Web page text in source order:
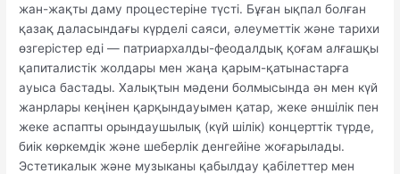
жан-жақты даму процестеріне түсті. Бұған ықпал болған
қазақ даласындағы күрделі саяси, әлеуметтік және тарихи
өзгерістер еді — патриархалды-феодалдық қоғам алғашқы
қапиталистік жолдары мен жаңа қарым-қатынастарға
ауыса бастады. Халықтын мәдени болмысында ән мен күй
жанрлары кеңінен қарқындауымен қатар, жеке әншілік пен
жеке аспапты орындаушылық (күй шілік) концерттік түрде,
биік көркемдік және шеберлік денгейіне жоғарылады.
Эстетикалык және музыканы қабылдау қабілеттер мен